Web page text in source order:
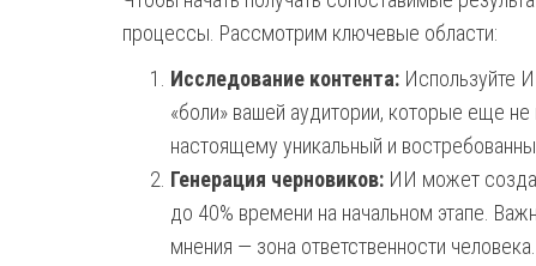
процессы. Рассмотрим ключевые области:
Исследование контента: Используйте
«боли» вашей аудитории, которые еще
настоящему уникальный и
Генерация черновиков: ИИ может
до 40% времени на начальном этапе.
мнения — зона ответственности человека.